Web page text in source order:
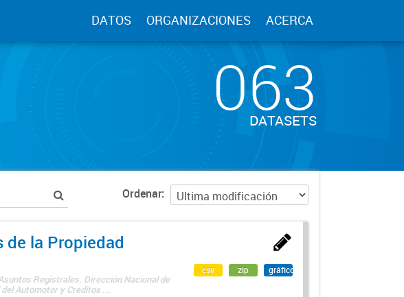
DATOS ORGANIZACIONES ACERCA
063
DATASETS
Ordenar
de la Propiedad
Registrales. Dirección Nacional de
Automotor y Créditos ...
csv zip gráfico